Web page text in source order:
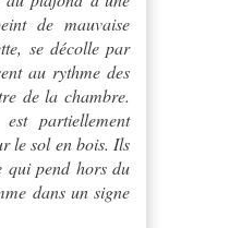
de mauvaise
se décolle par
au rythme des
de la chambre.
partiellement
le sol en bois. Ils
qui pend hors du
dans un signe